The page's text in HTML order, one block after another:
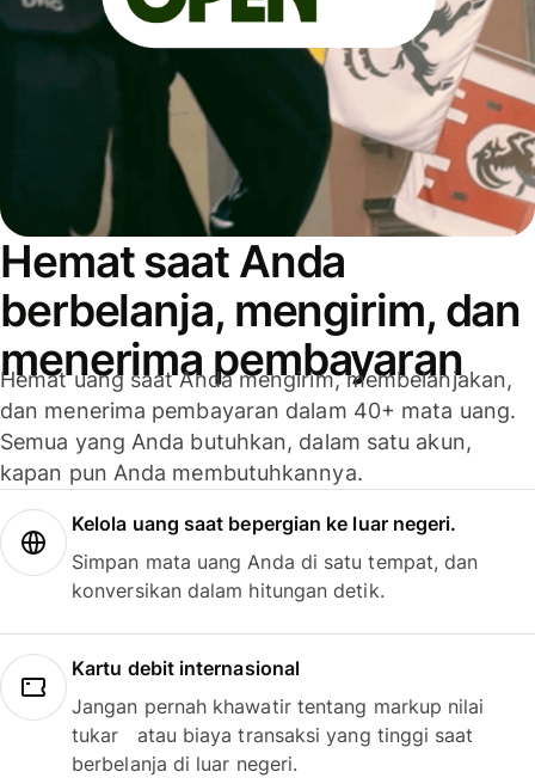
Hemat saat Anda
berbelanja, mengirim, dan
menerima pembayaran
Hemat uang saat Anda mengirim, membelanjakan,
dan menerima pembayaran dalam 40+ mata uang.
Semua yang Anda butuhkan, dalam satu akun,
kapan pun Anda membutuhkannya.
Kelola uang saat bepergian ke luar negeri.
Simpan mata uang Anda di satu tempat, dan
konversikan dalam hitungan detik.
Kartu debit internasional
Jangan pernah khawatir tentang markup nilai
tukar atau biaya transaksi yang tinggi saat
berbelanja di luar negeri.